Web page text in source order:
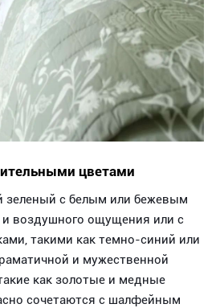
цветами
зеленый с белым или бежевым
и воздушного ощущения или с
такими как темно-синий или
и мужественной
как золотые и медные
сочетаются с шалфейным